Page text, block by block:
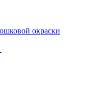
окраски